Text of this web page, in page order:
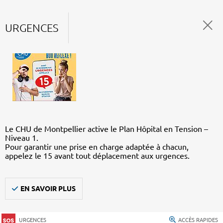
URGENCES
Le CHU de Montpellier active le Plan Hôpital en Tension –
Niveau 1.
Pour garantir une prise en charge adaptée à chacun,
appelez le 15 avant tout déplacement aux urgences.
EN SAVOIR PLUS
URGENCES ACCÈS RAPIDES